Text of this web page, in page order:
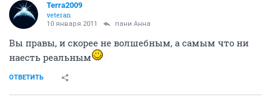
Terra2009
veteran
10 января 2011 пани Анна
Вы правы, и скорее не волшебным, а самым что ни
наесть реальным
ОТВЕТИТЬ